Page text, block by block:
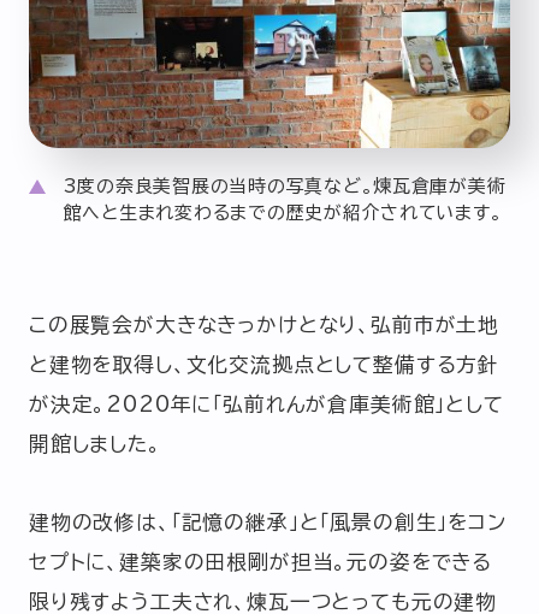
3度の奈良美智展の当時の写真など。煉瓦倉庫が美術
館へと生まれ変わるまでの歴史が紹介されています。
この展覧会が大きなきっかけとなり、弘前市が土地
と建物を取得し、文化交流拠点として整備する方針
が決定。2020年に「弘前れんが倉庫美術館」として
開館しました。
建物の改修は、「記憶の継承」と「風景の創生」をコン
セプトに、建築家の田根剛が担当。元の姿をできる
限り残すよう工夫され、煉瓦一つとっても元の建物